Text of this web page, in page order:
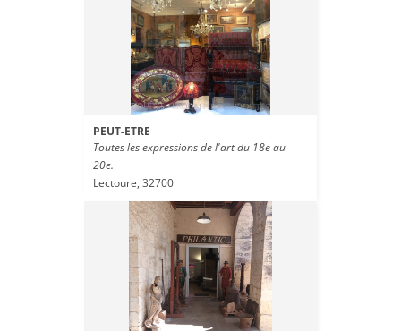
PEUT-ETRE
Toutes les expressions de l'art du 18e au
20e.
Lectoure, 32700